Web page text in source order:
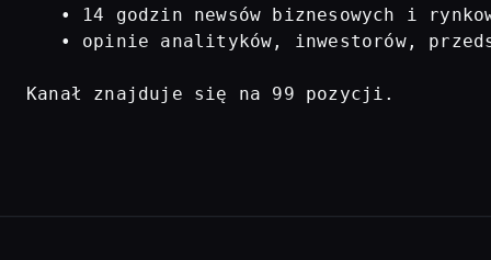
• 14 godzin newsów biznesowych i
• opinie analityków, inwestorów,
Kanał znajduje się na 99 pozycji.